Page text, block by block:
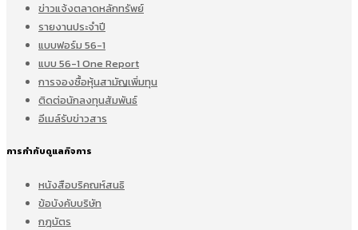
ข่าวแจ้งตลาดหลักทรัพย์
รายงานประจำปี
แบบฟอร์ม 56-1
แบบ 56-1 One Report
การจองซื้อหุ้นสามัญเพิ่มทุน
ติดต่อนักลงทุนสัมพันธ์
อีเมล์รับข่าวสาร
การกำกับดูแลกิจการ
หนังสือบริคณห์สนธิ
ข้อบังคับบริษัท
กฎบัตร